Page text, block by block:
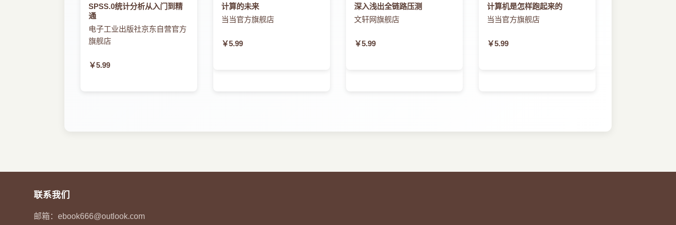
SPSS.0统计分析从入门到精
通
电子工业出版社京东自营官方
旗舰店
￥5.99
计算的未来
当当官方旗舰店
￥5.99
深入浅出全链路压测
文轩网旗舰店
￥5.99
计算机是怎样跑起来的
当当官方旗舰店
￥5.99
联系我们
邮箱：ebook666@outlook.com